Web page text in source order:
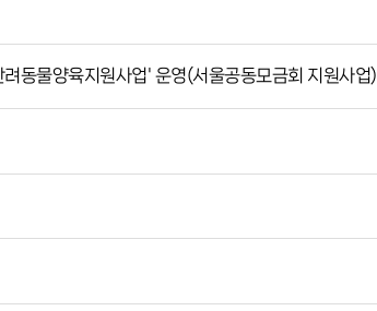
동물양육지원사업' 운영(서울공동모금회 지원사업)